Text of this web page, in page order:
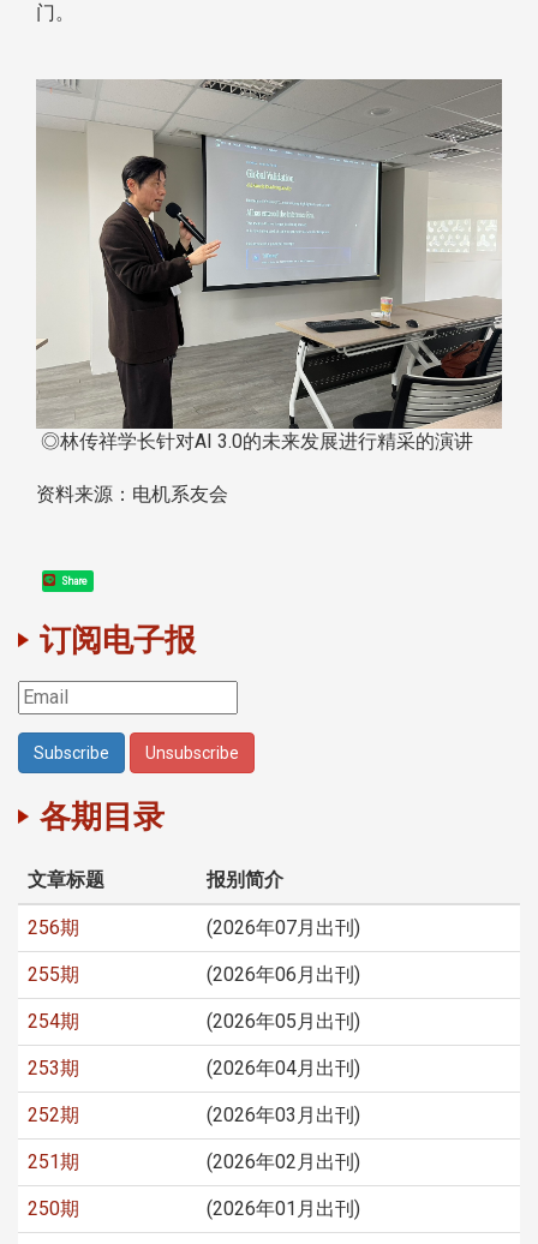
门。
◎林传祥学长针对AI 3.0的未来发展进行精采的演讲
资料来源：电机系友会
Share
订阅电子报
各期目录
文章标题 报别简介
256期 (2026年07月出刊)
255期 (2026年06月出刊)
254期 (2026年05月出刊)
253期 (2026年04月出刊)
252期 (2026年03月出刊)
251期 (2026年02月出刊)
250期 (2026年01月出刊)